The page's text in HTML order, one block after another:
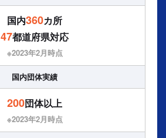
国内360カ所
47都道府県対応
※2023年2⽉時点
国内団体実績
200団体以上
※2023年2⽉時点